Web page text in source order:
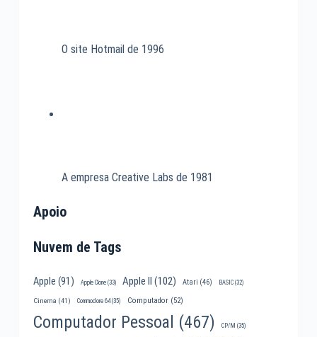
O site Hotmail de 1996
A empresa Creative Labs de 1981
Apoio
Nuvem de Tags
Apple (91) Apple Clone(33) Apple II (102) Atari (46) BASIC(32)
Cinema (41) Commodore 64(35) Computador(52)
Computador Pessoal (467) CP/M (35)